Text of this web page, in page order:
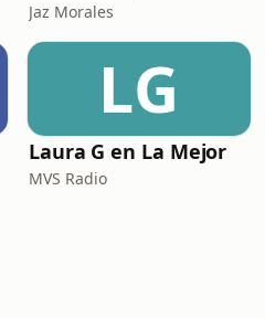
Jaz Morales
LG
Laura G en La Mejor
MVS Radio